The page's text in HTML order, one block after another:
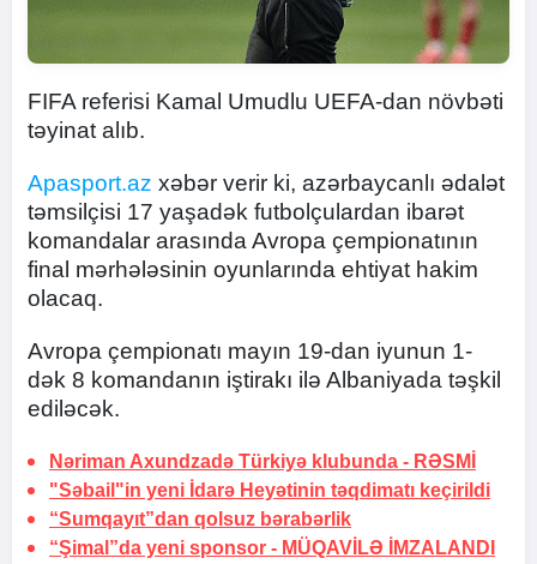
FIFA referisi Kamal Umudlu UEFA-dan növbəti
təyinat alıb.
Apasport.az xəbər verir ki, azərbaycanlı ədalət
təmsilçisi 17 yaşadək futbolçulardan ibarət
komandalar arasında Avropa çempionatının
final mərhələsinin oyunlarında ehtiyat hakim
olacaq.
Avropa çempionatı mayın 19-dan iyunun 1-
dək 8 komandanın iştirakı ilə Albaniyada təşkil
ediləcək.
Nəriman Axundzadə Türkiyə klubunda - RƏSMİ
"Səbail"in yeni İdarə Heyətinin təqdimatı keçirildi
“Sumqayıt”dan qolsuz bərabərlik
“Şimal”da yeni sponsor - MÜQAVİLƏ İMZALANDI